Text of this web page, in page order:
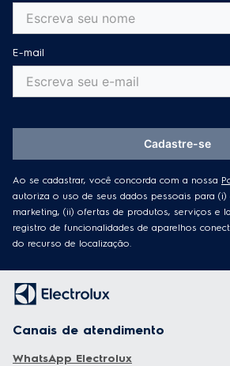
E-mail
Ao se cadastrar, você concorda com a nossa
autoriza o uso de seus dados pessoais para
marketing, (ii) ofertas de produtos, serviços e
registro de funcionalidades de aparelhos
do recurso de localização.
Cadastre-se
Canais de atendimento
WhatsApp Electrolux